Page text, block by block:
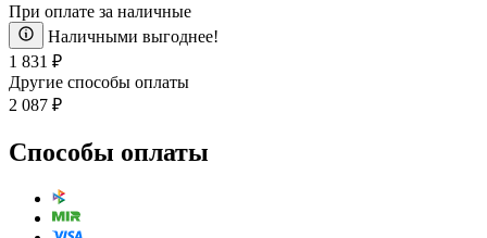
При оплате за наличные
Наличными выгоднее!
1 831 ₽
Другие способы оплаты
2 087 ₽
Способы оплаты